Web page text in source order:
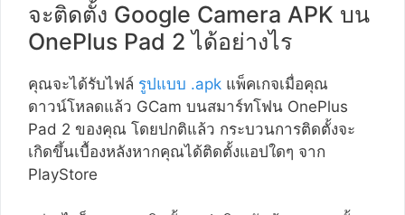
จะติดตั้ง Google Camera APK บน
OnePlus Pad 2 ได้อย่างไร
คุณจะได้รับไฟล์ รูปแบบ .apk แพ็คเกจเมื่อคุณ
ดาวน์โหลดแล้ว GCam บนสมาร์ทโฟน OnePlus
Pad 2 ของคุณ โดยปกติแล้ว กระบวนการติดตั้งจะ
เกิดขึ้นเบื้องหลังหากคุณได้ติดตั้งแอปใดๆ จาก
PlayStore